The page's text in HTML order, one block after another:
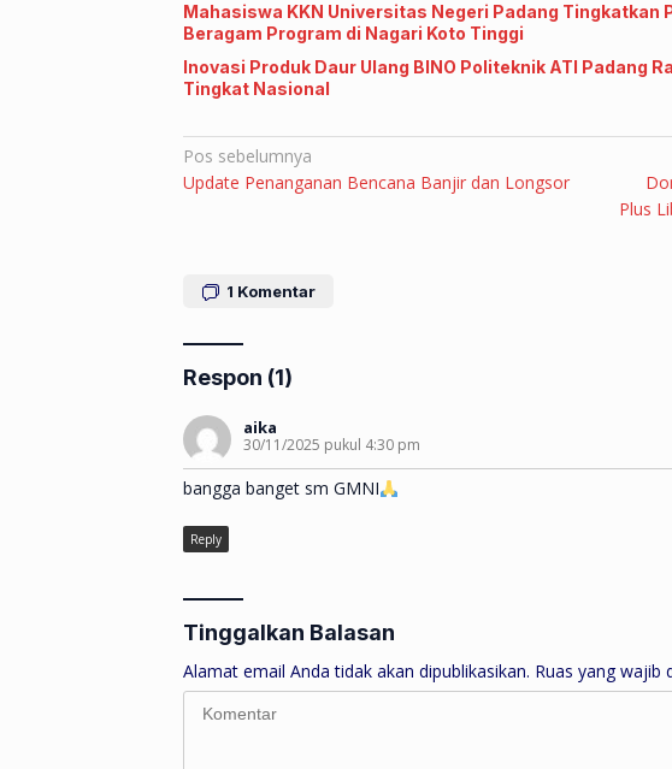
Mahasiswa KKN Universitas Negeri Padang Tingkatkan
Beragam Program di Nagari Koto Tinggi
Inovasi Produk Daur Ulang BINO Politeknik ATI Padang
Tingkat Nasional
Navigasi
pos
Pos sebelumnya
Update Penanganan Bencana Banjir dan Longsor
Plus
1 Komentar
Respon (1)
aika
30/11/2025 pukul 4:30 pm
bangga banget sm GMNI
Reply
Tinggalkan Balasan
Alamat email Anda tidak akan dipublikasikan. Ruas yang wajib